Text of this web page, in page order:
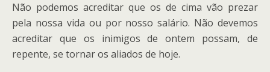
Não podemos acreditar que os de cima vão prezar
pela nossa vida ou por nosso salário. Não devemos
acreditar que os inimigos de ontem possam, de
repente, se tornar os aliados de hoje.